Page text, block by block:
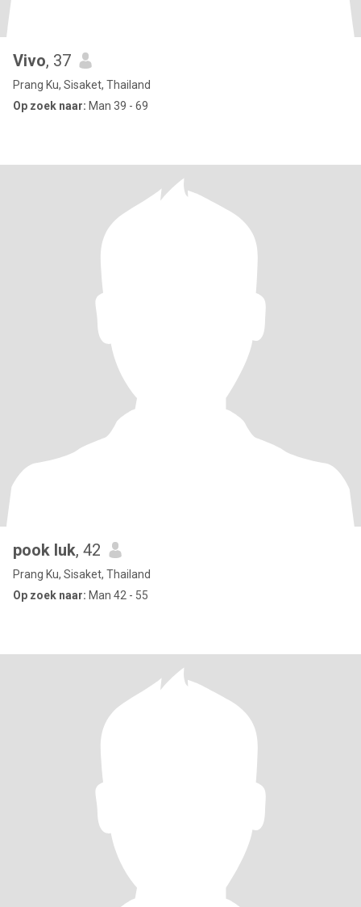
Vivo, 37
Prang Ku, Sisaket, Thailand
Op zoek naar: Man 39 - 69
pook luk, 42
Prang Ku, Sisaket, Thailand
Op zoek naar: Man 42 - 55